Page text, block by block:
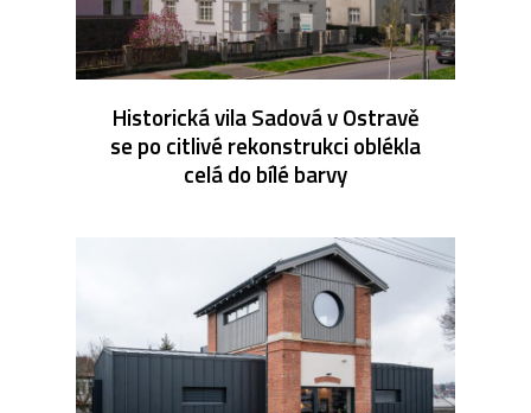
Historická vila Sadová v Ostravě
se po citlivé rekonstrukci oblékla
celá do bílé barvy